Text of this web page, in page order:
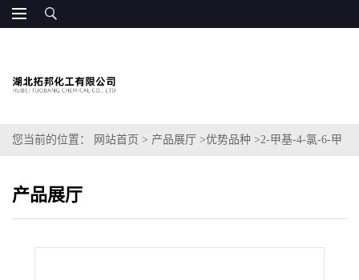
您当前的位置： 网站首页 > 产品展厅 >优势品种 >2-甲基-4-氯-6-甲
产品展厅